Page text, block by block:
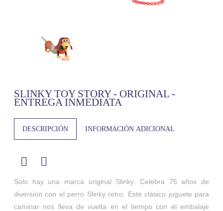
SLINKY TOY STORY - ORIGINAL -
ENTREGA INMEDIATA
DESCRIPCIÓN INFORMACIÓN ADICIONAL
Solo hay una marca original Slinky. Celebra 75 años de
diversión con el perro Slinky retro. Este clásico juguete para
caminar nos lleva de vuelta en el tiempo con el embalaje